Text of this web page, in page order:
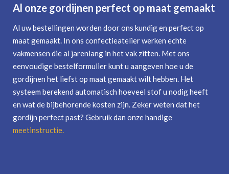
Al onze gordijnen perfect op maat gemaakt
Al uw bestellingen worden door ons kundig en perfect op
maat gemaakt. In ons confectieatelier werken echte
vakmensen die al jarenlang in het vak zitten. Met ons
eenvoudige bestelformulier kunt u aangeven hoe u de
gordijnen het liefst op maat gemaakt wilt hebben. Het
systeem berekend automatisch hoeveel stof u nodig heeft
en wat de bijbehorende kosten zijn. Zeker weten dat het
gordijn perfect past? Gebruik dan onze handige
meetinstructie.